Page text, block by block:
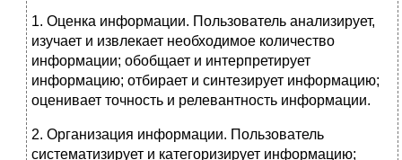
1. Оценка информации. Пользователь анализирует,
изучает и извлекает необходимое количество
информации; обобщает и интерпретирует
информацию; отбирает и синтезирует информацию;
оценивает точность и релевантность информации.
2. Организация информации. Пользователь
систематизирует и категоризирует информацию;